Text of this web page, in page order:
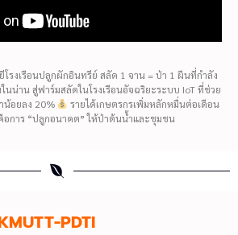
โรงเรือนปลูกผักอินทรีย์ สลัด 1 จาน = ป่า 1 ผืนที่กำลัง
นน่าน สู่ฟาร์มสลัดในโรงเรือนอัจฉริยะระบบ IoT ที่ช่วย
น้อยลง 20%
รายได้เกษตรกรเพิ่มหลักหมื่นต่อเดือน
การ “ปลูกอนาคต” ให้ป่าต้นน้ำและชุมชน
PDTI